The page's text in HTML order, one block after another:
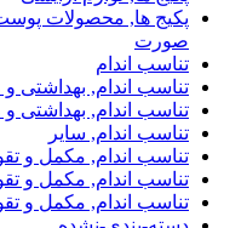
پکیج ها, محصولات
صورت
تناسب اندام
تناسب اندام,
تناسب اندام, بهداشتی
تناسب اندام, سایر
تناسب اندام, مکمل و
تناسب اندام, مکمل و
تناسب اندام, مکمل و